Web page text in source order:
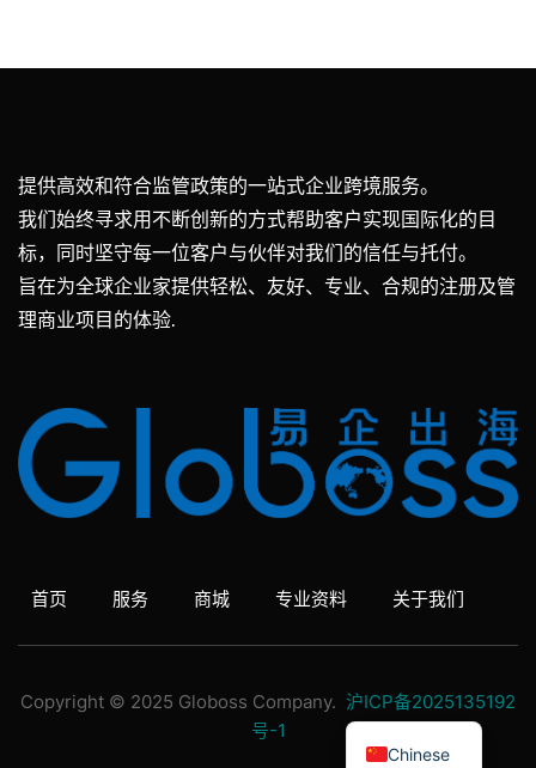
提供高效和符合监管政策的一站式企业跨境服务。
我们始终寻求用不断创新的方式帮助客户实现国际化的目
标，同时坚守每一位客户与伙伴对我们的信任与托付。
旨在为全球企业家提供轻松、友好、专业、合规的注册及管
理商业项目的体验.
首页 服务 商城 专业资料 关于我们
Copyright © 2025 Globoss Company. 沪ICP备2025135192
号-1
Chinese
English